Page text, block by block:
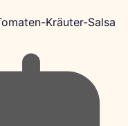
Kräuter-Salsa